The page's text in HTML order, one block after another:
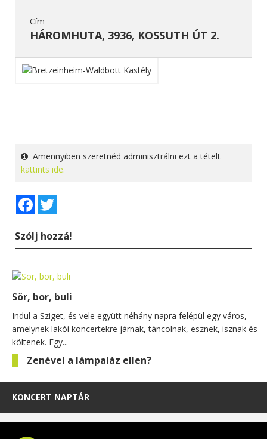
Cím
HÁROMHUTA, 3936, KOSSUTH ÚT 2.
Amennyiben szeretnéd adminisztrálni ezt a tételt
kattints ide.
Facebook
Szólj hozzá!
Sör, bor, buli
Indul a Sziget, és vele együtt néhány napra felépül egy város,
amelynek lakói koncertekre járnak, táncolnak, esznek, isznak és
költenek. Egy...
Zenével a lámpaláz ellen?
KONCERT NAPTÁR